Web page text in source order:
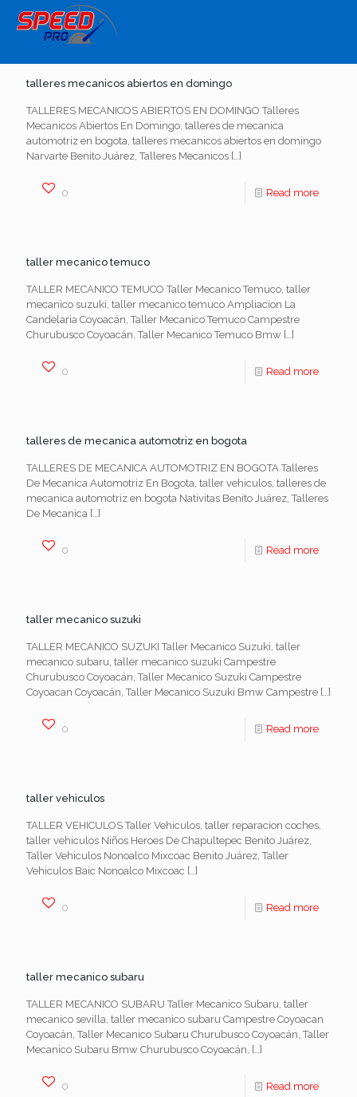
talleres mecanicos abiertos en domingo
TALLERES MECANICOS ABIERTOS EN DOMINGO Talleres
Mecanicos Abiertos En Domingo, talleres de mecanica
automotriz en bogota, talleres mecanicos abiertos en domingo
Narvarte Benito Juárez, Talleres Mecanicos […]
0 Read more
taller mecanico temuco
TALLER MECANICO TEMUCO Taller Mecanico Temuco, taller
mecanico suzuki, taller mecanico temuco Ampliacion La
Candelaria Coyoacán, Taller Mecanico Temuco Campestre
Churubusco Coyoacán, Taller Mecanico Temuco Bmw […]
0 Read more
talleres de mecanica automotriz en bogota
TALLERES DE MECANICA AUTOMOTRIZ EN BOGOTA Talleres
De Mecanica Automotriz En Bogota, taller vehiculos, talleres de
mecanica automotriz en bogota Nativitas Benito Juárez, Talleres
De Mecanica […]
0 Read more
taller mecanico suzuki
TALLER MECANICO SUZUKI Taller Mecanico Suzuki, taller
mecanico subaru, taller mecanico suzuki Campestre
Churubusco Coyoacán, Taller Mecanico Suzuki Campestre
Coyoacan Coyoacán, Taller Mecanico Suzuki Bmw Campestre […]
0 Read more
taller vehiculos
TALLER VEHICULOS Taller Vehiculos, taller reparacion coches,
taller vehiculos Niños Heroes De Chapultepec Benito Juárez,
Taller Vehiculos Nonoalco Mixcoac Benito Juárez, Taller
Vehiculos Baic Nonoalco Mixcoac […]
0 Read more
taller mecanico subaru
TALLER MECANICO SUBARU Taller Mecanico Subaru, taller
mecanico sevilla, taller mecanico subaru Campestre Coyoacan
Coyoacán, Taller Mecanico Subaru Churubusco Coyoacán, Taller
Mecanico Subaru Bmw Churubusco Coyoacán, […]
0 Read more